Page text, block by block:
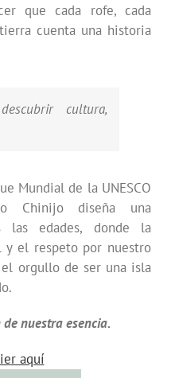
que cada rofe, cada
cuenta una historia
cultura,
Mundial de la UNESCO
Chinijo diseña una
las edades, donde la
y el respeto por nuestro
orgullo de ser una isla
nuestra esencia.
aquí